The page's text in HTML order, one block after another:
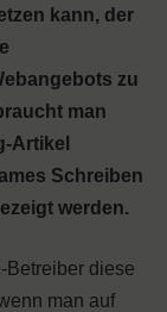
kann, der
zu
man
Artikel
Schreiben
werden.
Betreiber diese
man auf